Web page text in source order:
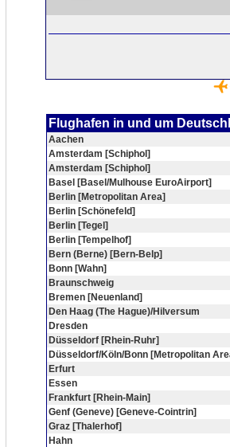
Flughafen in und um
Aachen
Amsterdam [Schiphol]
Amsterdam [Schiphol]
Basel [Basel/Mulhouse EuroAirport]
Berlin [Metropolitan Area]
Berlin [Schönefeld]
Berlin [Tegel]
Berlin [Tempelhof]
Bern (Berne) [Bern-Belp]
Bonn [Wahn]
Braunschweig
Bremen [Neuenland]
Den Haag (The Hague)/Hilversum
Dresden
Düsseldorf [Rhein-Ruhr]
Düsseldorf/Köln/Bonn [Metropolitan
Erfurt
Essen
Frankfurt [Rhein-Main]
Genf (Geneve) [Geneve-Cointrin]
Graz [Thalerhof]
Hahn